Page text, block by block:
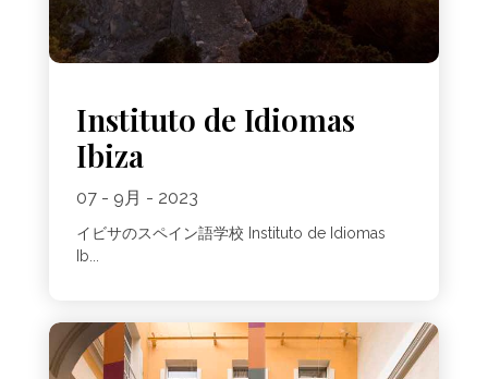
Instituto de Idiomas
Ibiza
07 - 9月 - 2023
イビサのスペイン語学校 Instituto de Idiomas
Ib...